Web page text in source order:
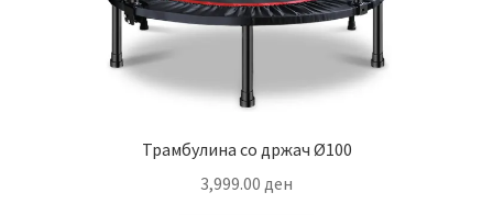
Трамбулина со држач Ø100
3,999.00 ден